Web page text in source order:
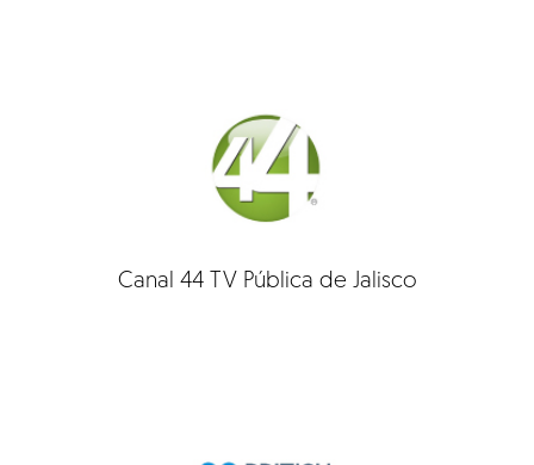
Canal 44 TV Pública de Jalisco